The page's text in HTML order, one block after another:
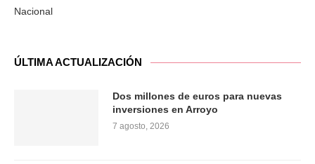
Nacional
ÚLTIMA ACTUALIZACIÓN
Dos millones de euros para nuevas
inversiones en Arroyo
7 agosto, 2026